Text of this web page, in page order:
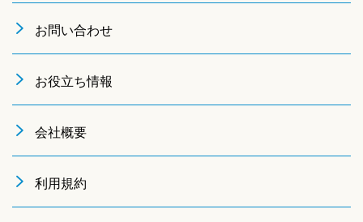
お問い合わせ
お役立ち情報
会社概要
利用規約